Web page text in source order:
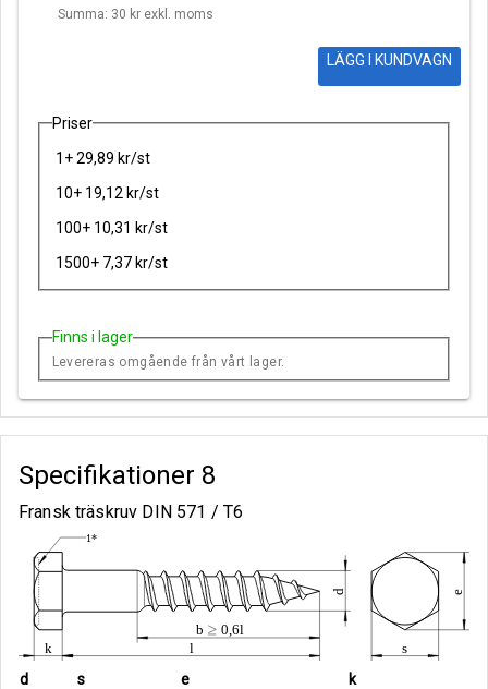
Summa: 30 kr exkl. moms
LÄGG I KUNDVAGN
Priser
1+ 29,89 kr/st
10+ 19,12 kr/st
100+ 10,31 kr/st
1500+ 7,37 kr/st
Finns i lager
Levereras omgående från vårt lager.
Specifikationer 8
Fransk träskruv DIN 571 / T6
d s e
k